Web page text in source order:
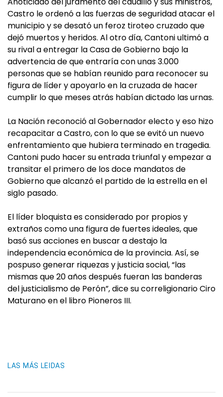
Castro le ordenó a las fuerzas de seguridad atacar el
municipio y se desató un feroz tiroteo cruzado que
dejó muertos y heridos. Al otro día, Cantoni ultimó a
su rival a entregar la Casa de Gobierno bajo la
advertencia de que entraría con unas 3.000
personas que se habían reunido para reconocer su
figura de líder y apoyarlo en la cruzada de hacer
cumplir lo que meses atrás habían dictado las urnas.
La Nación reconoció al Gobernador electo y eso hizo
recapacitar a Castro, con lo que se evitó un nuevo
enfrentamiento que hubiera terminado en tragedia.
Cantoni pudo hacer su entrada triunfal y empezar a
transitar el primero de los doce mandatos de
Gobierno que alcanzó el partido de la estrella en el
siglo pasado.
El líder bloquista es considerado por propios y
extraños como una figura de fuertes ideales, que
basó sus acciones en buscar a destajo la
independencia económica de la provincia. Así, se
pospuso generar riquezas y justicia social, “las
mismas que 20 años después fueran las banderas
del justicialismo de Perón”, dice su correligionario Ciro
Maturano en el libro Pioneros III.
LAS MÁS LEIDAS